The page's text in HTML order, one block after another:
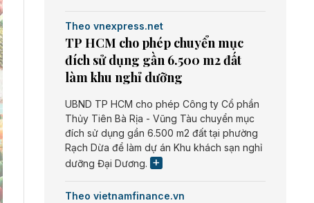
Theo vnexpress.net
TP HCM cho phép chuyển mục
đích sử dụng gần 6.500 m2 đất
làm khu nghỉ dưỡng
UBND TP HCM cho phép Công ty Cổ phần
Thủy Tiên Bà Rịa - Vũng Tàu chuyển mục
đích sử dụng gần 6.500 m2 đất tại phường
Rạch Dừa để làm dự án Khu khách sạn nghỉ
dưỡng Đại Dương.
Theo vietnamfinance.vn